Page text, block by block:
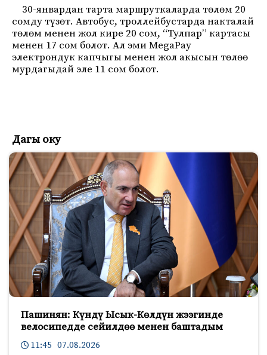
30-январдан тарта маршруткаларда төлөм 20
сомду түзөт. Автобус, троллейбустарда накталай
төлөм менен жол кире 20 сом, “Тулпар” картасы
менен 17 сом болот. Ал эми MegaPay
электрондук капчыгы менен жол акысын төлөө
мурдагыдай эле 11 сом болот.
Дагы оку
Пашинян: Күндү Ысык-Көлдүн жээгинде
велосипедде сейилдөө менен баштадым
11:45 07.08.2026